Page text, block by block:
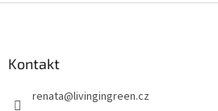
Kontakt
renata@livingingreen.cz